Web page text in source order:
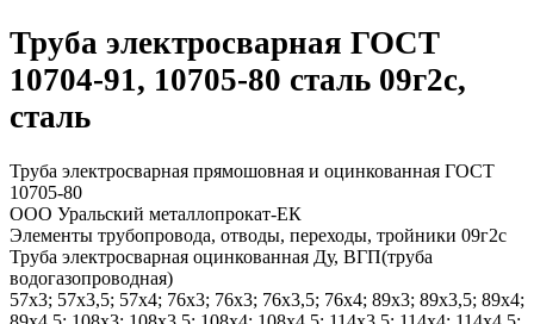
Труба электросварная ГОСТ
10704-91, 10705-80 сталь 09г2с,
сталь
Труба электросварная прямошовная и оцинкованная ГОСТ
10705-80
ООО Уральский металлопрокат-ЕК
Элементы трубопровода, отводы, переходы, тройники 09г2с
Труба электросварная оцинкованная Ду, ВГП(труба
водогазопроводная)
57х3; 57х3,5; 57х4; 76х3; 76х3; 76х3,5; 76х4; 89х3; 89х3,5; 89х4;